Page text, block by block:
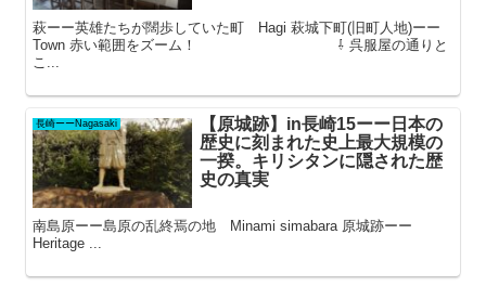
萩ーー英雄たちが闊歩していた町 Hagi 萩城下町(旧町人地)ーー
Town 赤い範囲をズーム！ ⇩ 呉服屋の通りと
こ...
長崎ーーNagasaki
【原城跡】in長崎15ーー日本の
歴史に刻まれた史上最大規模の
一揆。キリシタンに隠された歴
史の真実
南島原ーー島原の乱終焉の地 Minami simabara 原城跡ーー
Heritage ...